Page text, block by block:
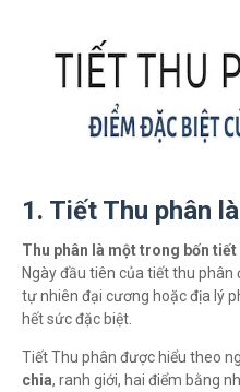
1. Tiết Thu phân
Thu phân là một trong bốn
Ngày đầu tiên của tiết thu
tự nhiên đại cương hoặc địa lý
hết sức đặc biệt.
Tiết Thu phân được hiểu theo
chia, ranh giới, hai điểm bằng